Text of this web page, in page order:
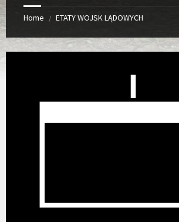
Home / ETATY WOJSK LĄDOWYCH